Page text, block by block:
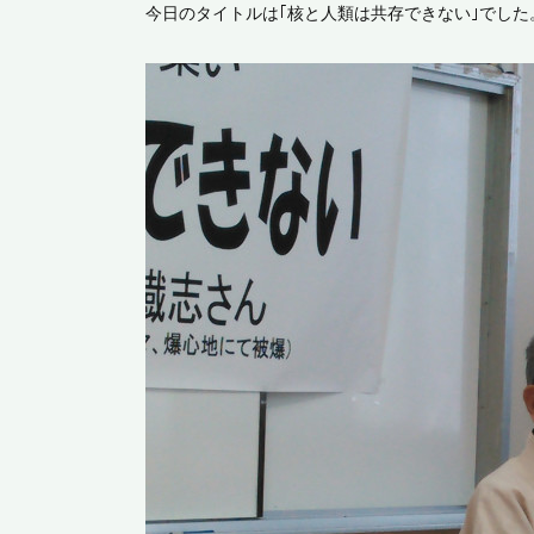
今日のタイトルは｢核と人類は共存できない｣でした